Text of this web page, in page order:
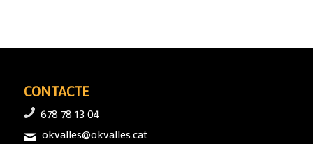
CONTACTE
678 78 13 04
okvalles@okvalles.cat